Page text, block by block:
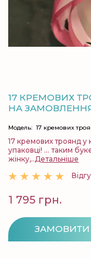
17 КРЕМОВИХ
НА
Модель: 17 кремових
17 кремових троянд у
упаковці! ... таким
жінку,..Детальніше
1 795 грн.
ЗАМОВИТИ